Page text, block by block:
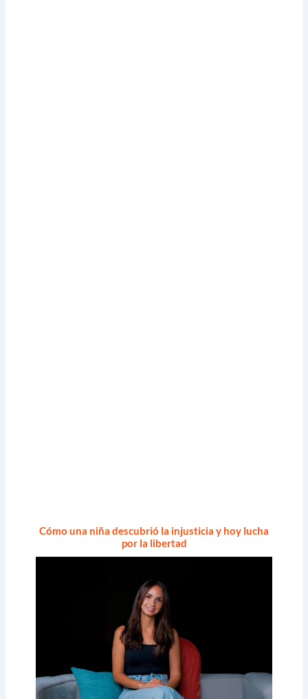
Cómo una niña descubrió la injusticia y hoy lucha
por la libertad